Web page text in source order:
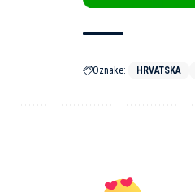
Oznake: HRVATSKA